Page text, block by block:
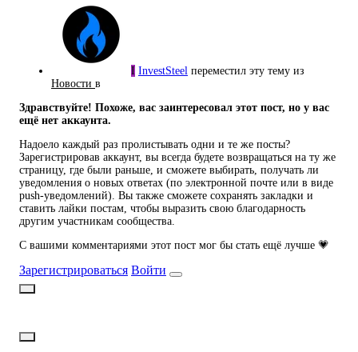
I InvestSteel переместил эту тему из
Новости в
Здравствуйте! Похоже, вас заинтересовал этот пост, но у вас
ещё нет аккаунта.
Надоело каждый раз пролистывать одни и те же посты?
Зарегистрировав аккаунт, вы всегда будете возвращаться на ту же
страницу, где были раньше, и сможете выбирать, получать ли
уведомления о новых ответах (по электронной почте или в виде
push-уведомлений). Вы также сможете сохранять закладки и
ставить лайки постам, чтобы выразить свою благодарность
другим участникам сообщества.
С вашими комментариями этот пост мог бы стать ещё лучше 💗
Зарегистрироваться Войти